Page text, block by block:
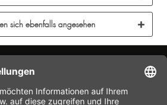
sich ebenfalls angesehen